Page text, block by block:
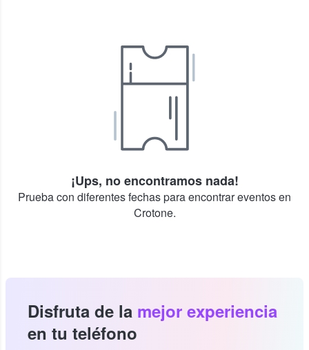
¡Ups, no encontramos nada!
Prueba con diferentes fechas para encontrar eventos en
Crotone.
Disfruta de la mejor experiencia
en tu teléfono